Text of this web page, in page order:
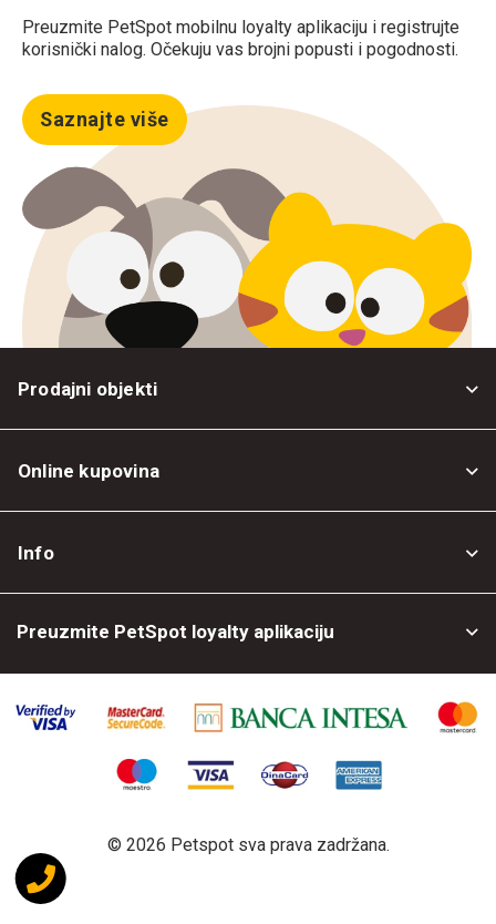
Preuzmite PetSpot mobilnu loyalty aplikaciju i registrujte
korisnički nalog. Očekuju vas brojni popusti i pogodnosti.
Saznajte više
Prodajni objekti
Online kupovina
Info
Preuzmite PetSpot loyalty aplikaciju
© 2026 Petspot sva prava zadržana.